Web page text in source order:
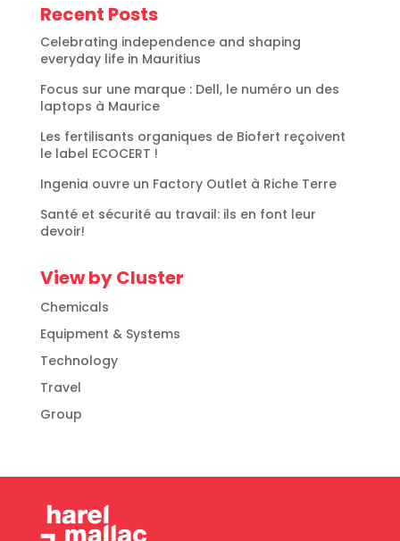
Recent Posts
Celebrating independence and shaping
everyday life in Mauritius
Focus sur une marque : Dell, le numéro un des
laptops à Maurice
Les fertilisants organiques de Biofert reçoivent
le label ECOCERT !
Ingenia ouvre un Factory Outlet à Riche Terre
Santé et sécurité au travail: ils en font leur
devoir!
View by Cluster
Chemicals
Equipment & Systems
Technology
Travel
Group